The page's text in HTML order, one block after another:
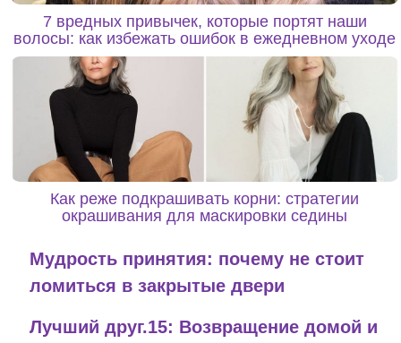
7 вредных привычек, которые портят наши
волосы: как избежать ошибок в ежедневном уходе
Как реже подкрашивать корни: стратегии
окрашивания для маскировки седины
Мудрость принятия: почему не стоит
ломиться в закрытые двери
Лучший друг.15: Возвращение домой и